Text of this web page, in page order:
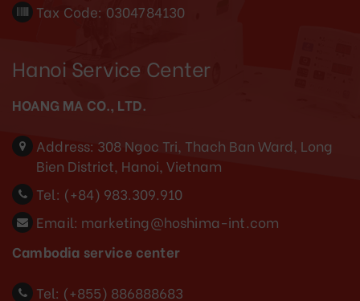
Tax Code: 0304784130
Hanoi Service Center
HOANG MA CO., LTD.
Address: 308 Ngoc Tri, Thach Ban Ward, Long
Bien District, Hanoi, Vietnam
Tel: (+84) 983.309.910
Email: marketing@hoshima-int.com
Cambodia service center
Tel: (+855) 886888683